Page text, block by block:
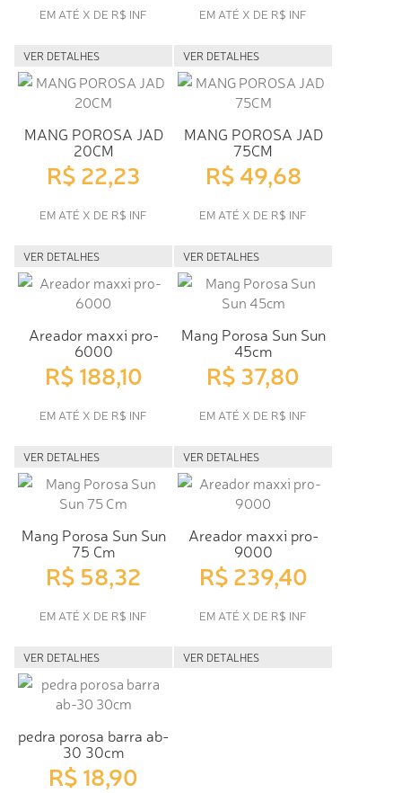
EM ATÉ X DE R$ INF
VER DETALHES
EM ATÉ X DE R$ INF
VER DETALHES
MANG POROSA JAD
20CM
R$ 22,23
EM ATÉ X DE R$ INF
VER DETALHES
MANG POROSA JAD
75CM
R$ 49,68
EM ATÉ X DE R$ INF
VER DETALHES
Areador maxxi pro-
6000
R$ 188,10
EM ATÉ X DE R$ INF
VER DETALHES
Mang Porosa Sun Sun
45cm
R$ 37,80
EM ATÉ X DE R$ INF
VER DETALHES
Mang Porosa Sun Sun
75 Cm
R$ 58,32
EM ATÉ X DE R$ INF
VER DETALHES
Areador maxxi pro-
9000
R$ 239,40
EM ATÉ X DE R$ INF
VER DETALHES
pedra porosa barra ab-
30 30cm
R$ 18,90